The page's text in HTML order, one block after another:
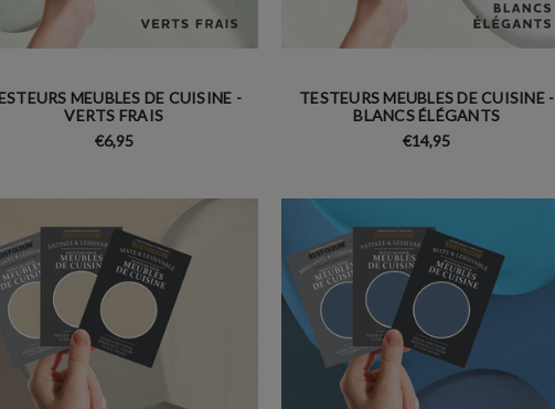
MEUBLES DE CUISINE -
VERTS FRAIS
€6,95
TESTEURS MEUBLES DE CUISINE -
BLANCS ÉLÉGANTS
€14,95